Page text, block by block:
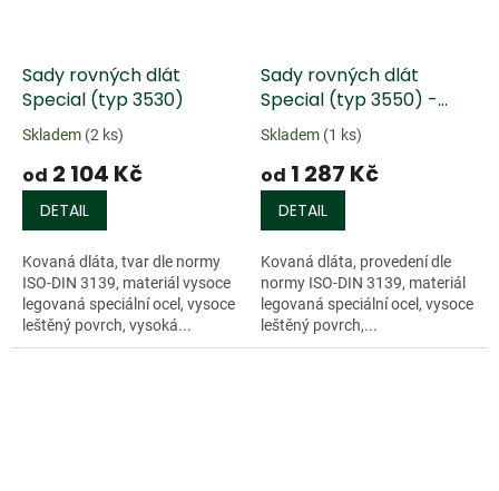
Sady rovných dlát
Special (typ 3530)
Skladem (2 ks)
od 2 104 Kč
DETAIL
Kovaná dláta, tvar dle normy
ISO-DIN 3139, materiál vysoce
legovaná speciální ocel, vysoce
leštěný povrch, vysoká...
Sady rovných dlát
Special (typ 3550) -
plastová rukojeť
Skladem (1 ks)
od 1 287 Kč
DETAIL
Kovaná dláta, provedení dle
normy ISO-DIN 3139, materiál
legovaná speciální ocel, vysoce
leštěný povrch,...